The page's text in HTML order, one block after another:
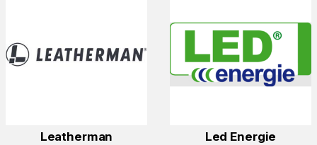
Leatherman Led Energie